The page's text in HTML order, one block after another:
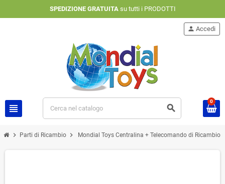
SPEDIZIONE GRATUITAsu tutti i PRODOTTI
view_headline search
person Accedi
0
chevron_right Parti di Ricambio chevron_right Mondial Toys Centralina + Telecomando di Ricambio